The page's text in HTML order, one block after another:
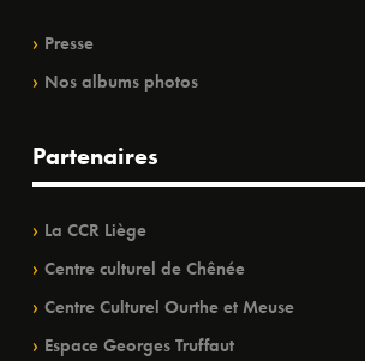
Presse
Nos albums photos
Partenaires
La CCR Liège
Centre culturel de Chênée
Centre Culturel Ourthe et Meuse
Espace Georges Truffaut